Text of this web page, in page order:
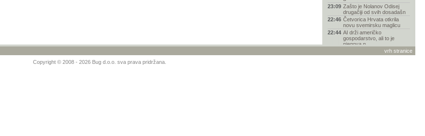
23:09 Zašto je Nolanov Odisej
drugačiji od svih dosadašn
22:46 Četvorica Hrvata otkrila
novu svemirsku maglicu
22:44 AI drži američko
gospodarstvo, ali to je
njegova n
NASA operacijom "Bing
Bang" osigurala još barem
vrh stranice
Copyright © 2008 - 2026 Bug d.o.o. sva prava pridržana.